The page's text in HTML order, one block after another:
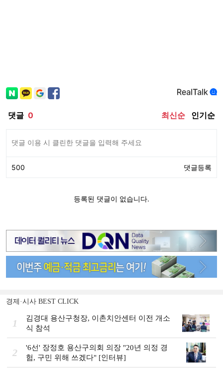
경제·시사 BEST CLICK
1
김경대 용산구청장, 이촌치안센터 이전 개소
식 참석
2
'6선' 장정호 용산구의회 의장 "20년 의정 경
험, 구민 위해 쓰겠다" [인터뷰]